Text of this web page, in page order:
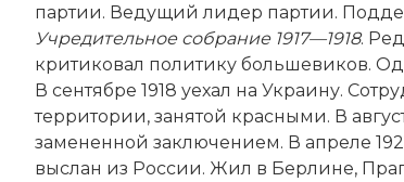
партии. Ведущий лидер партии.
Учредительное собрание 1917—1918.
критиковал политику большевиков.
В сентябре 1918 уехал на Украину.
территории, занятой красными. В
замененной заключением. В апреле
выслан из России. Жил в Берлине,